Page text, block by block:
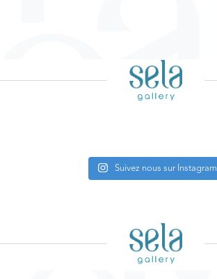
Suivez nous sur Instagram